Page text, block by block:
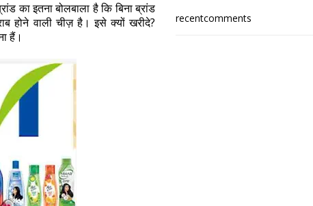
का इतना बोलबाला है कि बिना ब्रांड
होने वाली चीज़ है। इसे क्यों खरीदे?
हैं।
recentcomments